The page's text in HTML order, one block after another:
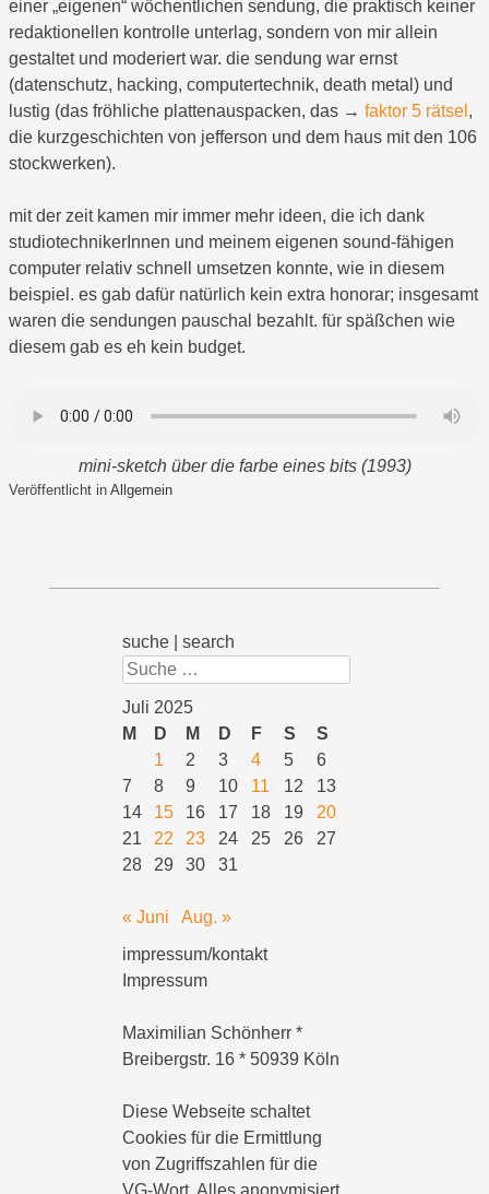
einer „eigenen“ wöchentlichen sendung, die praktisch keiner
redaktionellen kontrolle unterlag, sondern von mir allein
gestaltet und moderiert war. die sendung war ernst
(datenschutz, hacking, computertechnik, death metal) und
lustig (das fröhliche plattenauspacken, das → faktor 5 rätsel ,
die kurzgeschichten von jefferson und dem haus mit den 106
stockwerken).
mit der zeit kamen mir immer mehr ideen, die ich dank
studiotechnikerInnen und meinem eigenen sound-fähigen
computer relativ schnell umsetzen konnte, wie in diesem
beispiel. es gab dafür natürlich kein extra honorar; insgesamt
waren die sendungen pauschal bezahlt. für späßchen wie
diesem gab es eh kein budget.
mini-sketch über die farbe eines bits (1993)
Veröffentlicht in Allgemein
suche | search
Suchen
Juli 2025
M
D M D F S
S
1
2 3 4 5
6
7
8 9 10 11 12
13
14
15 16 17 18 19
20
21
22 23 24 25 26
27
28
29 30 31
« Juni
Aug. »
impressum/kontakt
Impressum
Maximilian Schönherr *
Breibergstr. 16 * 50939 Köln
Diese Webseite schaltet
Cookies für die Ermittlung
von Zugriffszahlen für die
VG-Wort. Alles anonymisiert.